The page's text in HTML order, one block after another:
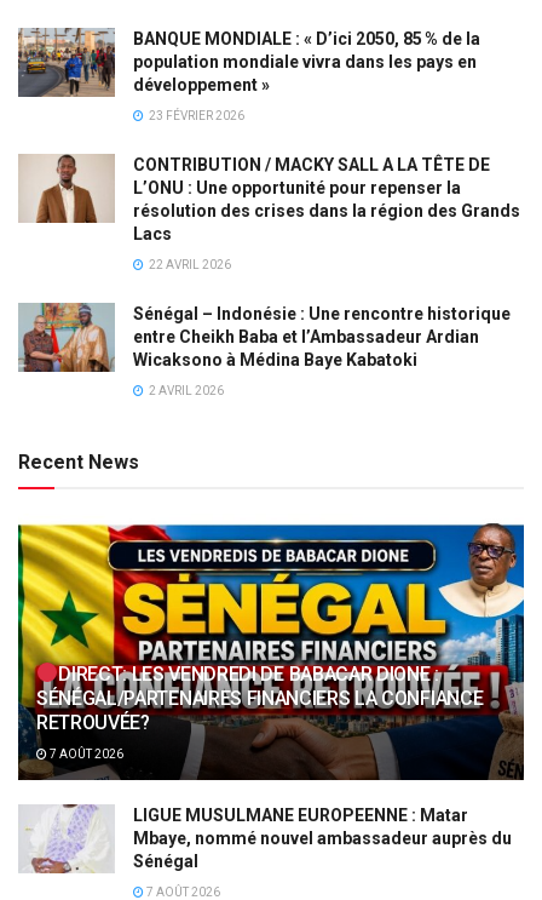
BANQUE MONDIALE : « D’ici 2050, 85 % de la
population mondiale vivra dans les pays en
développement »
23 FÉVRIER 2026
CONTRIBUTION / MACKY SALL A LA TÊTE DE
L’ONU : Une opportunité pour repenser la
résolution des crises dans la région des Grands
Lacs
22 AVRIL 2026
Sénégal – Indonésie : Une rencontre historique
entre Cheikh Baba et l’Ambassadeur Ardian
Wicaksono à Médina Baye Kabatoki
2 AVRIL 2026
Recent News
DIRECT: LES VENDREDI DE BABACAR DIONE :
SÉNÉGAL/PARTENAIRES FINANCIERS LA CONFIANCE
RETROUVÉE?
7 AOÛT 2026
LIGUE MUSULMANE EUROPEENNE : Matar
Mbaye, nommé nouvel ambassadeur auprès du
Sénégal
7 AOÛT 2026